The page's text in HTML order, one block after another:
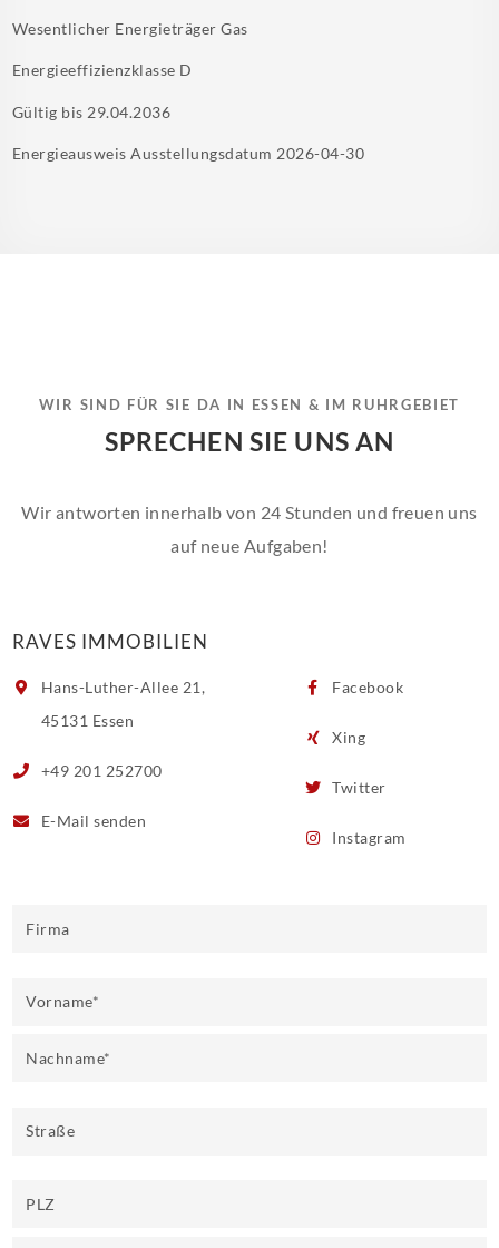
Wesentlicher EnergieträgerGas
Energieeffizienzklasse D
Gültig bis 29.04.2036
Energieausweis Ausstellungsdatum 2026-04-30
WIR SIND FÜR SIE DA IN ESSEN & IM RUHRGEBIET
SPRECHEN SIE UNS AN
Wir antworten innerhalb von 24 Stunden und freuen uns
auf neue Aufgaben!
RAVES IMMOBILIEN
Hans-Luther-Allee 21,
45131 Essen
+49 201 252700
E-Mailsenden
Facebook
Xing
Twitter
Instagram
Firma
Vorname*
Nachname*
Straße
PLZ